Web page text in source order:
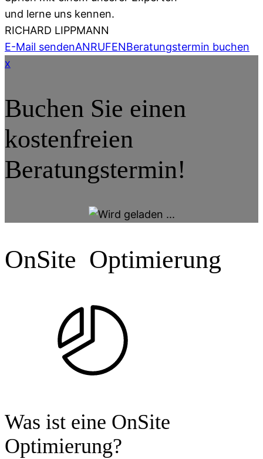
und lerne uns kennen.
RICHARD LIPPMANN
E-Mail sendenANRUFENBeratungstermin buchen
x
Buchen Sie einen
kostenfreien
Beratungstermin!
OnSite Optimierung
Was ist eine OnSite
Optimierung?